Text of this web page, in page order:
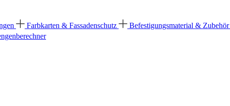
Farbkarten & Fassadenschutz Befestigungsmaterial & Zubehör